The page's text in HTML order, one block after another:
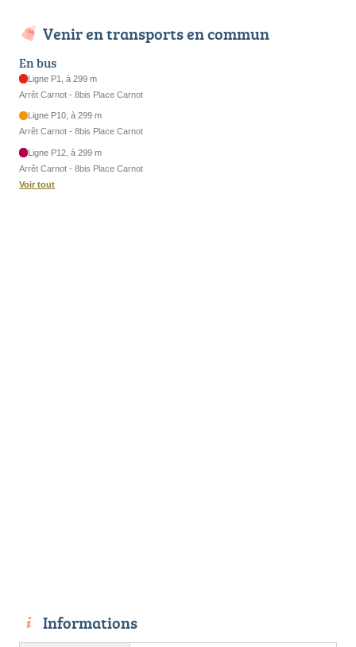
Venir en transports en commun
En bus
Ligne P1, à 299 m
Arrêt Carnot - 8bis Place Carnot
Ligne P10, à 299 m
Arrêt Carnot - 8bis Place Carnot
Ligne P12, à 299 m
Arrêt Carnot - 8bis Place Carnot
Voir tout
Informations